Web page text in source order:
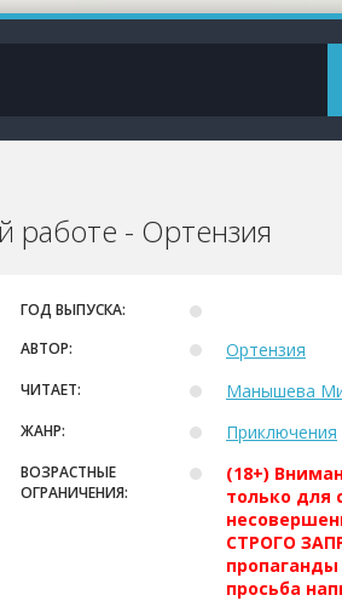
работе - Ортензия
ГОД ВЫПУСКА:
АВТОР:
Ортензия
ЧИТАЕТ: Манышева
ЖАНР: Приключения
ВОЗРАСТНЫЕ
ОГРАНИЧЕНИЯ:
(18+)
только для
СТРОГО
просьба